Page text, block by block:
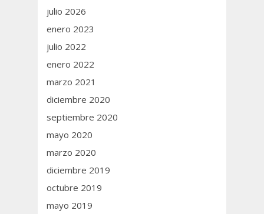
julio 2026
enero 2023
julio 2022
enero 2022
marzo 2021
diciembre 2020
septiembre 2020
mayo 2020
marzo 2020
diciembre 2019
octubre 2019
mayo 2019